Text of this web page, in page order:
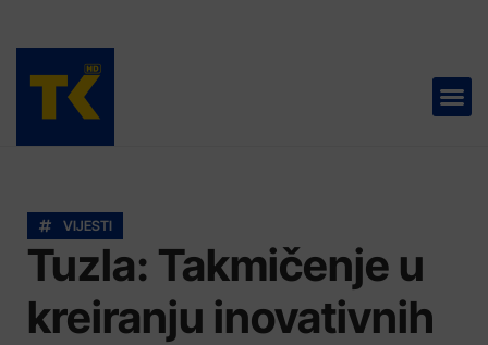
VIJESTI
Tuzla: Takmičenje u
kreiranju inovativnih